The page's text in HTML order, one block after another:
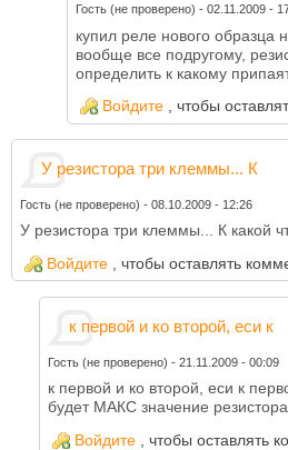
Гость (не проверено) - 02.11.2009 -
купил реле нового образца
вообще все подругому,
определить к какому
Войдите
, чтобы
У резистора три клеммы... К
Гость (не проверено) - 08.10.2009 - 12:26
У резистора три клеммы... К какой
Войдите
, чтобы оставлять
к первой и ко второй, еси к
Гость (не проверено) - 21.11.2009 - 00:09
к первой и ко второй, еси к
будет МАКС значение
Войдите
, чтобы оставлять